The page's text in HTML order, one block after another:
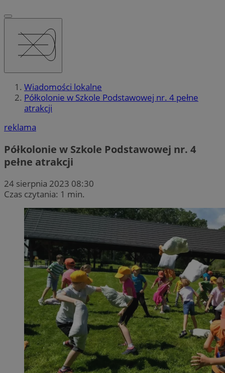
Wiadomości lokalne
Półkolonie w Szkole Podstawowej nr. 4 pełne
atrakcji
reklama
Półkolonie w Szkole Podstawowej nr. 4
pełne atrakcji
24 sierpnia 2023 08:30
Czas czytania: 1 min.